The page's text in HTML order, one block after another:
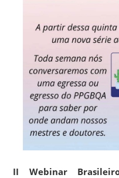
II Webinar